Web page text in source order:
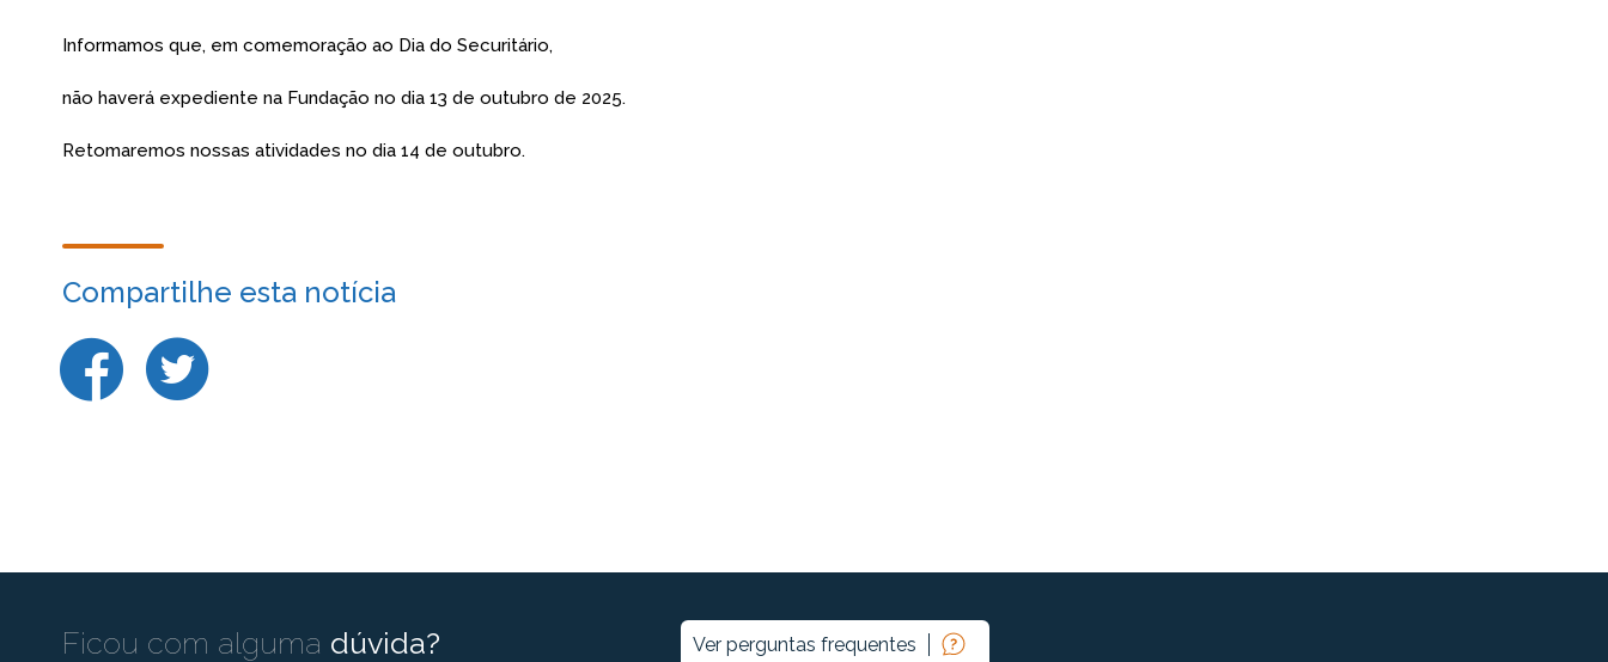
Informamos que, em comemoração ao Dia do Securitário,
não haverá expediente na Fundação no dia 13 de outubro de 2025.
Retomaremos nossas atividades no dia 14 de outubro.
Compartilhe esta notícia
Ficou com alguma dúvida? Ver perguntas frequentes